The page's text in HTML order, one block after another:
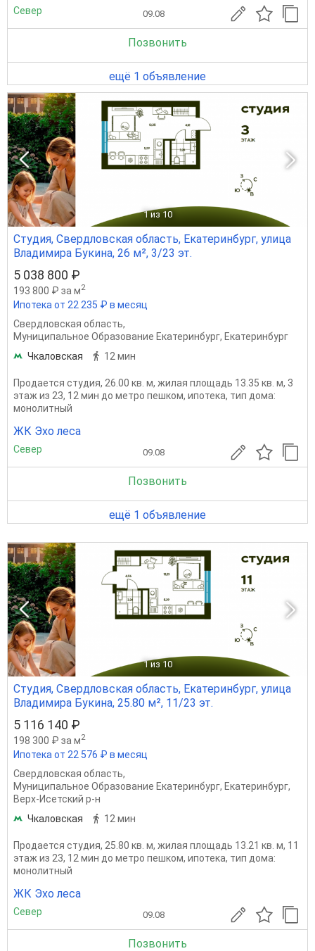
Север 09.08
Позвонить
ещё 1 объявление
1 из 10
Студия, Свердловская область, Екатеринбург, улица
Владимира Букина, 26 м², 3/23 эт.
5 038 800 ₽
193 800 ₽ за м2
Ипотека от 22 235 ₽ в месяц
Свердловская область,
Муниципальное Образование Екатеринбург, Екатеринбург
Чкаловская
12 мин
Продается студия, 26.00 кв. м, жилая площадь 13.35 кв. м, 3
этаж из 23, 12 мин до метро пешком, ипотека, тип дома:
монолитный
ЖК Эхо леса
Север 09.08
Позвонить
ещё 1 объявление
1 из 10
Студия, Свердловская область, Екатеринбург, улица
Владимира Букина, 25.80 м², 11/23 эт.
5 116 140 ₽
198 300 ₽ за м2
Ипотека от 22 576 ₽ в месяц
Свердловская область,
Муниципальное Образование Екатеринбург, Екатеринбург,
Верх-Исетский р-н
Чкаловская
12 мин
Продается студия, 25.80 кв. м, жилая площадь 13.21 кв. м, 11
этаж из 23, 12 мин до метро пешком, ипотека, тип дома:
монолитный
ЖК Эхо леса
Север 09.08
Позвонить